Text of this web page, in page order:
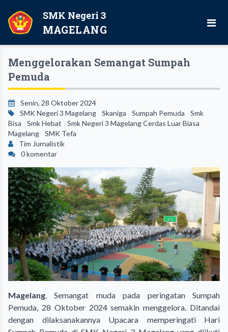
SMK Negeri 3
MAGELANG
Menggelorakan Semangat Sumpah
Pemuda
Senin, 28 Oktober 2024
SMK Negeri 3 Magelang
Skaniga Sumpah Pemuda
Smk
Bisa
Smk Hebat
Smk Negeri 3 Magelang Cerdas Luar Biasa
Magelang
SMK Tefa
Tim Jurnalistik
0 komentar
Magelang. Semangat muda pada peringatan Sumpah
Pemuda, 28 Oktober 2024 semakin menggelora. Ditandai
dengan dilaksanakannya Upacara memperingati Hari